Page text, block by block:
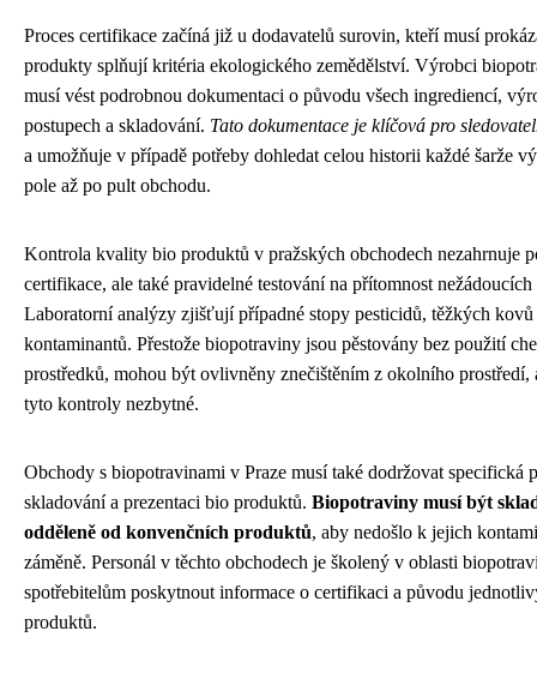
Proces certifikace začíná již u dodavatelů surovin, kteří musí
produkty splňují kritéria ekologického zemědělství. Výrobci
musí vést podrobnou dokumentaci o původu všech ingrediencí,
postupech a skladování. Tato dokumentace je klíčová pro
a umožňuje v případě potřeby dohledat celou historii každé šarže
pole až po pult obchodu.
Kontrola kvality bio produktů v pražských obchodech nezahrnuje
certifikace, ale také pravidelné testování na přítomnost nežádoucích
Laboratorní analýzy zjišťují případné stopy pesticidů, těžkých
kontaminantů. Přestože biopotraviny jsou pěstovány bez použití
prostředků, mohou být ovlivněny znečištěním z okolního prostředí,
tyto kontroly nezbytné.
Obchody s biopotravinami v Praze musí také dodržovat specifická
skladování a prezentaci bio produktů. Biopotraviny musí být
odděleně od konvenčních produktů, aby nedošlo k jejich
záměně. Personál v těchto obchodech je školený v oblasti
spotřebitelům poskytnout informace o certifikaci a původu
produktů.